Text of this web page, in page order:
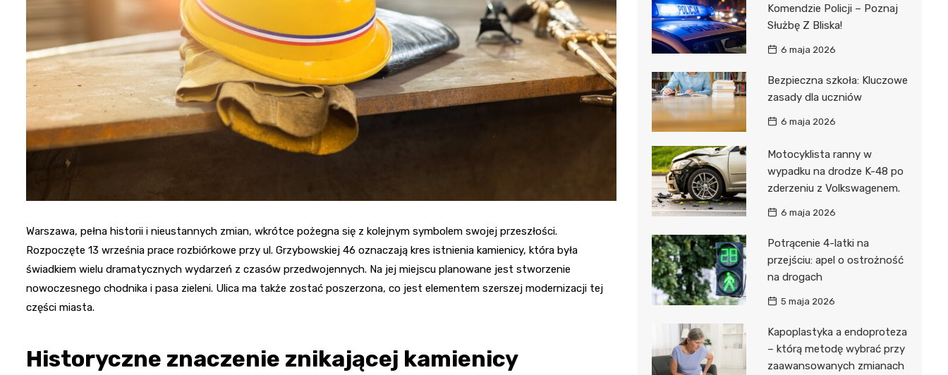
Warszawa, pełna historii i nieustannych zmian, wkrótce pożegna się z kolejnym symbolem swojej przeszłości.
Rozpoczęte 13 września prace rozbiórkowe przy ul. Grzybowskiej 46 oznaczają kres istnienia kamienicy, która była
świadkiem wielu dramatycznych wydarzeń z czasów przedwojennych. Na jej miejscu planowane jest stworzenie
nowoczesnego chodnika i pasa zieleni. Ulica ma także zostać poszerzona, co jest elementem szerszej modernizacji tej
części miasta.
Historyczne znaczenie znikającej kamienicy
Komendzie Policji – Poznaj
Służbę Z Bliska!
6 maja 2026
Bezpieczna szkoła: Kluczowe
zasady dla uczniów
6 maja 2026
Motocyklista ranny w
wypadku na drodze K-48 po
zderzeniu z Volkswagenem.
6 maja 2026
Potrącenie 4-latki na
przejściu: apel o ostrożność
na drogach
5 maja 2026
Kapoplastyka a endoproteza
– którą metodę wybrać przy
zaawansowanych zmianach